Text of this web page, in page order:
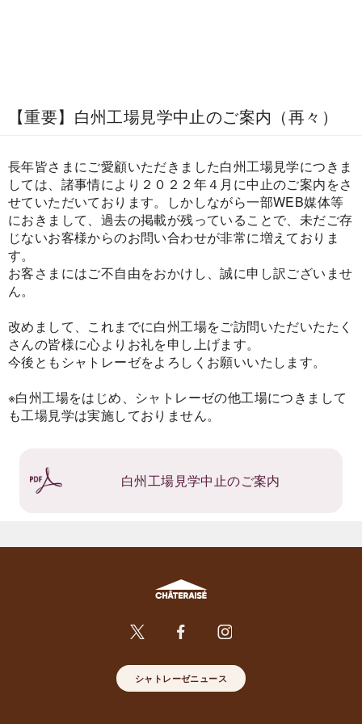
【重要】白州工場見学中止のご案内（再々）
長年皆さまにご愛顧いただきました白州工場見学につきま
しては、諸事情により２０２２年４月に中止のご案内をさ
せていただいております。しかしながら一部WEB媒体等
におきまして、過去の掲載が残っていることで、未だご存
じないお客様からのお問い合わせが非常に増えておりま
す。
お客さまにはご不自由をおかけし、誠に申し訳ございませ
ん。
改めまして、これまでに白州工場をご訪問いただいたたく
さんの皆様に心よりお礼を申し上げます。
今後ともシャトレーゼをよろしくお願いいたします。
※白州工場をはじめ、シャトレーゼの他工場につきまして
も工場見学は実施しておりません。
白州工場見学中止のご案内
シャトレーゼニュース